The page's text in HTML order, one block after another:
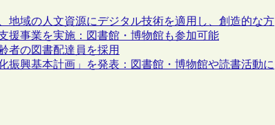
地域の人文資源にデジタル技術を適用し、創造的な方
援事業を実施：図書館・博物館も参加可能
者の図書配達員を採用
興基本計画」を発表：図書館・博物館や読書活動に